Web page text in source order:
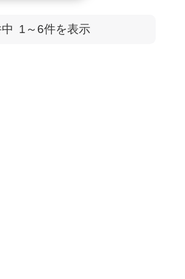
法のことで、短期間で契約
1～6件を表示